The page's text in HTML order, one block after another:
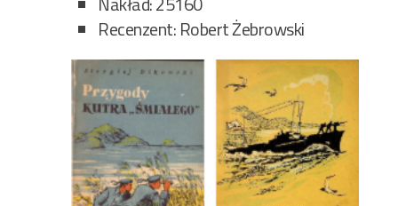
Recenzent: Robert Żebrowski